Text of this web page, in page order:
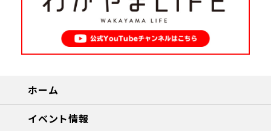
ホーム
イベント情報